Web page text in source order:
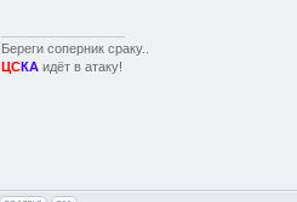
Береги соперник сраку..
ЦСКА идёт в атаку!